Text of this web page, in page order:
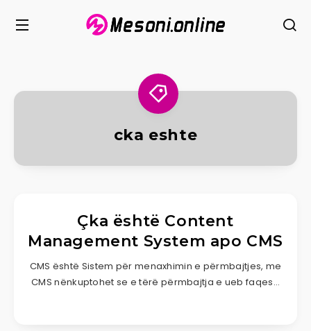
cka eshte
Çka është Content
Management System apo CMS
CMS është Sistem për menaxhimin e përmbajtjes, me
CMS nënkuptohet se e tërë përmbajtja e ueb faqes…